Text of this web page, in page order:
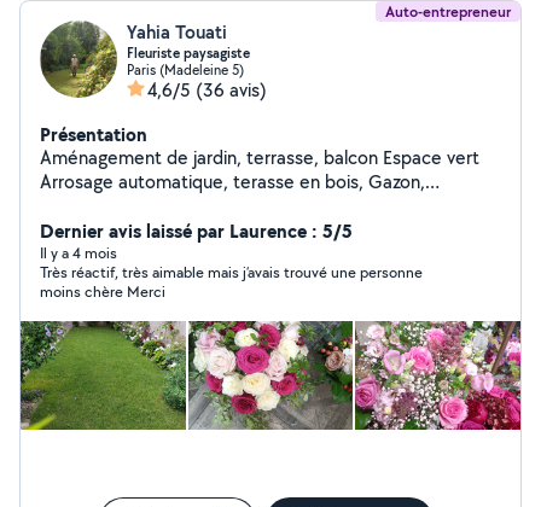
Auto-entrepreneur
Yahia Touati
Fleuriste paysagiste
Paris (Madeleine 5)
4,6/5 (36 avis)
Présentation
Aménagement de jardin, terrasse, balcon Espace vert
Arrosage automatique, terasse en bois, Gazon,
Dernier avis laissé par Laurence : 5/5
Il y a 4 mois
Très réactif, très aimable mais j’avais trouvé une personne
moins chère Merci